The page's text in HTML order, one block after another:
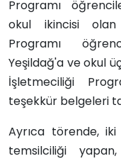
Programı
okul ikincisi olan
Programı
Yeşildağ'a ve okul
İşletmeciliği
teşekkür belgeleri
Ayrıca törende,
temsilciliği